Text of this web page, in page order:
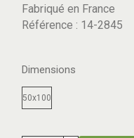
Fabriqué en France
Référence : 14-2845
Dimensions
50x100